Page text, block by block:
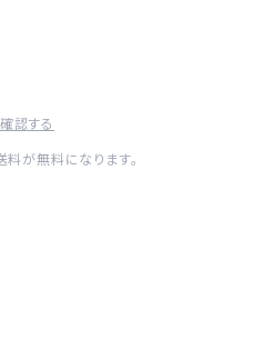
認する
が無料になります。